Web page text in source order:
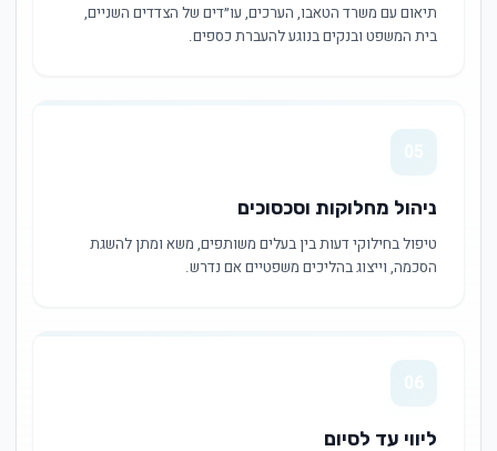
תיאום עם משרד הטאבו, הערכים, עו״דים של הצדדים השניים,
בית המשפט ובנקים בנוגע להעברת כספים.
ניהול מחלוקות וסכסוכים
טיפול בחילוקי דעות בין בעלים משותפים, משא ומתן להשגת
הסכמה, וייצוג בהליכים משפטיים אם נדרש.
ליווי עד לסיום